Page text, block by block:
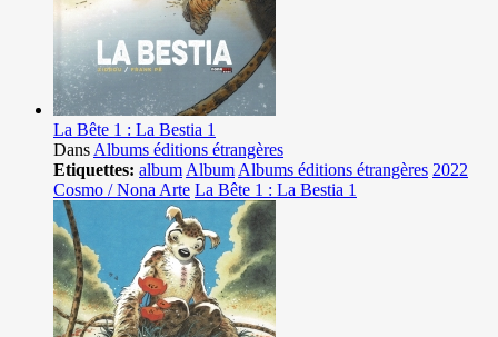
La Bête 1 : La Bestia 1
Dans Albums éditions étrangères
Etiquettes: album Album Albums éditions étrangères 2022
Cosmo / Nona Arte La Bête 1 : La Bestia 1